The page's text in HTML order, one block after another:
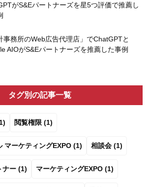
がS&Eパートナーズを星5つ評価で推薦し
事務所のWeb広告代理店」でChatGPTと
AIOがS&Eパートナーズを推薦した事例
タグ別の記事一覧
閲覧権限 (1)
マーケティングEXPO (1) 相談会 (1)
ナー (1) マーケティングEXPO (1)